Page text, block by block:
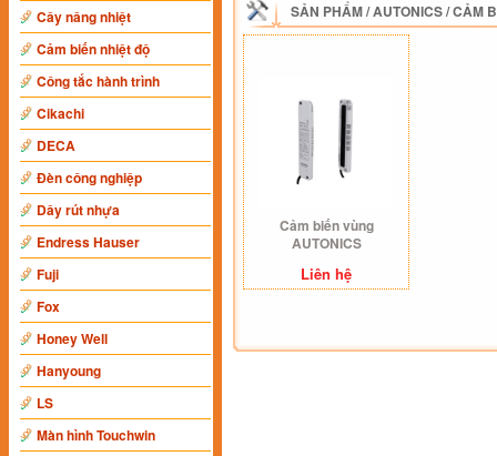
Cây nâng nhiệt
Cảm biến nhiệt độ
Công tắc hành trình
Cikachi
DECA
Đèn công nghiệp
Dây rút nhựa
Endress Hauser
Fuji
Fox
Honey Well
Hanyoung
LS
Màn hình Touchwin
SẢN PHẨM/AUTONICS/CẢM
Cảm biến vùng
AUTONICS
Liên hệ